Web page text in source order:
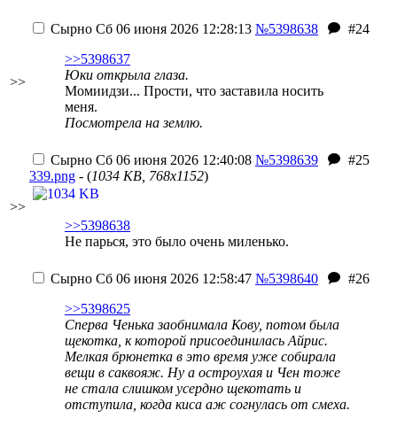
>>
Сырно Сб 06 июня 2026 12:28:13 №5398638
#24
>>5398637
Юки открыла глаза.
Момиидзи... Прости, что заставила носить
меня.
Посмотрела на землю.
>>
Сырно Сб 06 июня 2026 12:40:08 №5398639
#25
339.png - (1034 KB, 768x1152)
>>5398638
Не парься, это было очень миленько.
Сырно Сб 06 июня 2026 12:58:47 №5398640
#26
>>5398625
Сперва Ченька заобнимала Кову, потом была
щекотка, к которой присоединилась Айрис.
Мелкая брюнетка в это время уже собирала
вещи в саквояж. Ну а остроухая и Чен тоже
не стала слишком усердно щекотать и
отступила, когда киса аж согнулась от смеха.